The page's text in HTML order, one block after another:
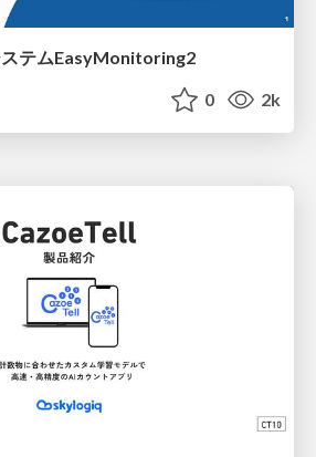
テムEasyMonitoring2
0 2k